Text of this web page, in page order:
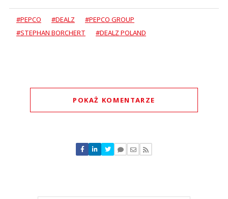
#PEPCO #DEALZ
#PEPCO GROUP
#STEPHAN BORCHERT
#DEALZ POLAND
POKAŻ KOMENTARZE
Nie znaleziono komentarzy
Zostaw swoje komentarze